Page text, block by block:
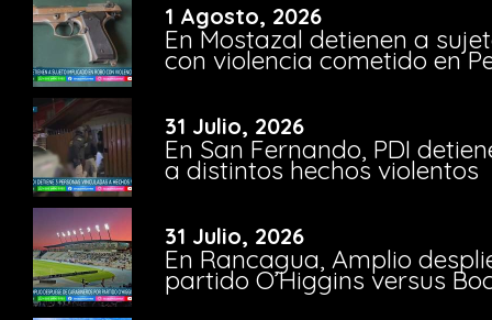
1 Agosto, 2026
En Mostazal detienen a
con violencia cometido en
31 Julio, 2026
En San Fernando, PDI
a distintos hechos violentos
31 Julio, 2026
En Rancagua, Amplio
partido O’Higgins versus